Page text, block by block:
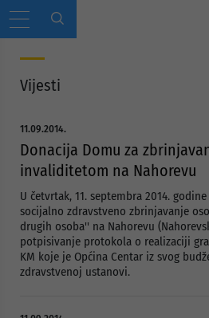
Vijesti
11.09.2014.
Donacija Domu za
invaliditetom na Nahorevu
U četvrtak, 11. septembra 2014.
socijalno zdravstveno zbrinjavanje
drugih osoba'' na Nahorevu
potpisivanje protokola o realizaciji
KM koje je Općina Centar iz svog
zdravstvenoj ustanovi.